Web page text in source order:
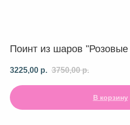
Поинт из шаров "Розовые
3225,00 р. 3750,00 р.
В корзину